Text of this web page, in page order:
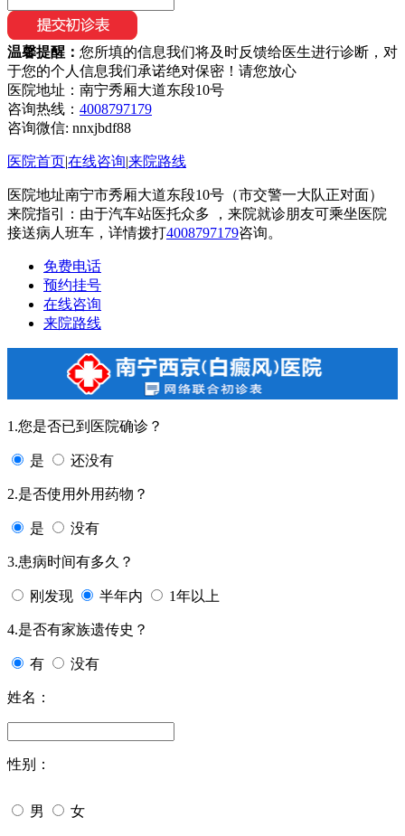
温馨提醒： 您所填的信息我们将及时反馈给医生进行诊断，对
于您的个人信息我们承诺绝对保密！请您放心
医院地址：南宁秀厢大道东段10号
咨询热线： 4008797179
咨询微信: nnxjbdf88
医院首页|在线咨询|来院路线
医院地址南宁市秀厢大道东段10号（市交警一大队正对面）
来院指引：由于汽车站医托众多 ，来院就诊朋友可乘坐医院
接送病人班车，详情拨打4008797179咨询。
免费电话
预约挂号
在线咨询
来院路线
1.您是否已到医院确诊？
是 还没有
2.是否使用外用药物？
是 没有
3.患病时间有多久？
刚发现 半年内 1年以上
4.是否有家族遗传史？
有 没有
姓名：
性别：
男 女